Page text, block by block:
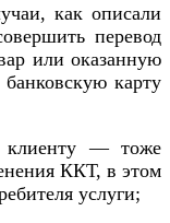
как описали
перевод
или оказанную
карту
клиенту — тоже
ККТ, в этом
услуги;